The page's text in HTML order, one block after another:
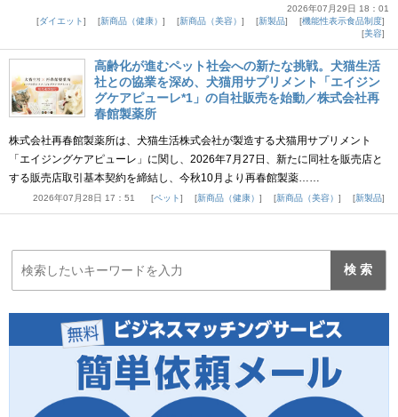
2026年07月29日 18：01
ダイエット
新商品（健康） 新商品（美容） 新製品
機能性表示食品制度
美容
高齢化が進むペット社会への新たな挑戦。犬猫生活
社との協業を深め、犬猫用サプリメント「エイジン
グケアピューレ*1」の自社販売を始動／株式会社再
春館製薬所
株式会社再春館製薬所は、犬猫生活株式会社が製造する犬猫用サプリメント
「エイジングケアピューレ」に関し、2026年7月27日、新たに同社を販売店と
する販売店取引基本契約を締結し、今秋10月より再春館製薬……
2026年07月28日 17：51 ペット 新商品（健康） 新商品（美容） 新製品